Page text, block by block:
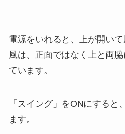
電源をいれると、上が開いて
風は、正面ではなく上と両
ています。
「スイング」をONにすると
ます。